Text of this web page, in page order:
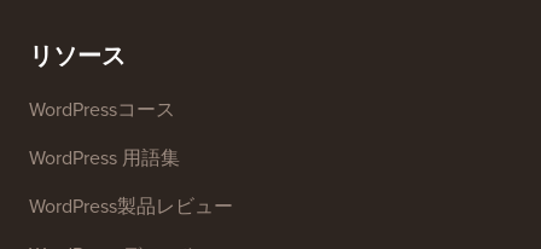
ウェブサイトSEOアナライザー
メール署名ジェネレーター
27以上の無料ビジネスツール